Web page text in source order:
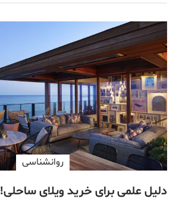
روانشناسی
دلیل علمی برای خرید ویلای ساحلی!